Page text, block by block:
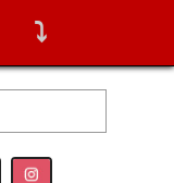
⤵